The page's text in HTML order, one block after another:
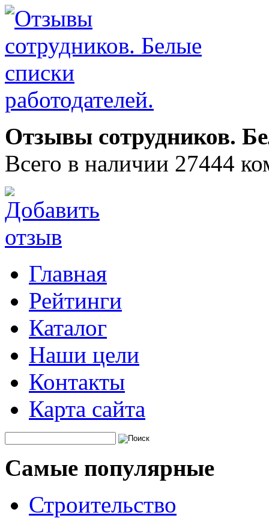
Отзывы сотрудников.
Всего в наличии 27444
Главная
Рейтинги
Каталог
Наши цели
Контакты
Карта сайта
Самые популярные
Строительство